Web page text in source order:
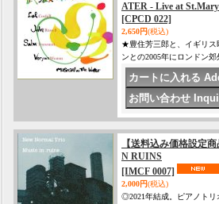
ATER - Live at
[CPCD 022]
2,650円(税込)
★豊住芳三郎と、イギリス
ンとの2005年にロンドン
【送料込み価格設定
N RUINS
[IMCF 0007]
2,000円(税込)
◎2021年結成。ピアノトリ